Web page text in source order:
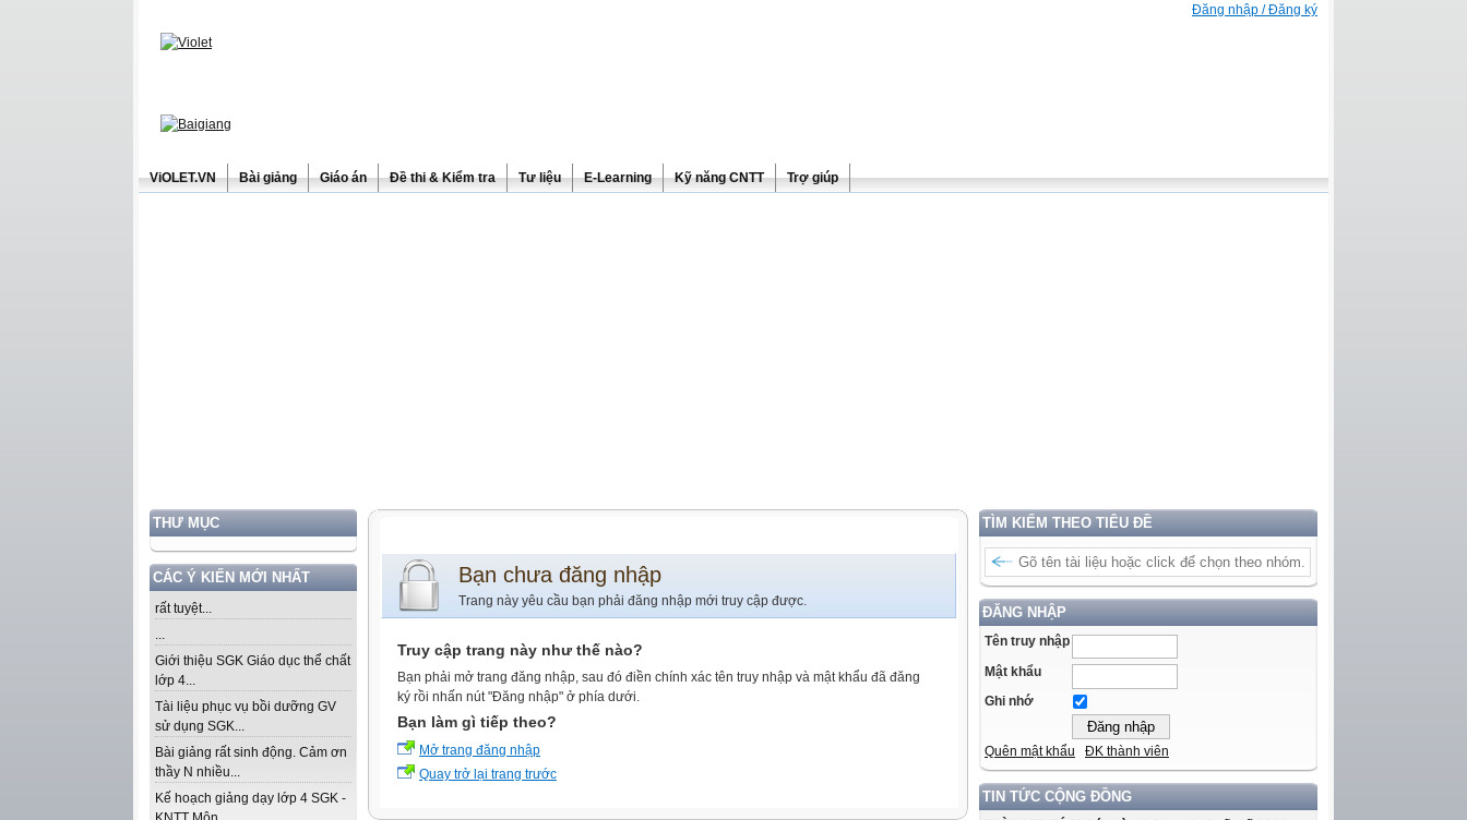
Đăng nhập / Đăng ký
ViOLET.VN Bài giảng Giáo án Đề thi & Kiểm tra Tư liệu E-Learning Kỹ năng CNTT Trợ giúp
THƯ MỤC
CÁC Ý KIẾN MỚI NHẤT
rất tuyệt...
...
Giới thiệu SGK Giáo dục thể chất
lớp 4...
Tài liệu phục vụ bồi dưỡng GV
sử dụng SGK...
Bài giảng rất sinh động. Cảm ơn
thầy N nhiều...
Kế hoạch giảng dạy lớp 4 SGK -
TÌM KIẾM THEO TIÊU ĐỀ
ĐĂNG NHẬP
Tên truy nhập
Mật khẩu
Ghi nhớ
Quên mật khẩu ĐK thành viên
TIN TỨC CỘNG ĐỒNG
Bạn chưa đăng nhập
Trang này yêu cầu bạn phải đăng nhập mới truy cập được.
Truy cập trang này như thế nào?
Bạn phải mở trang đăng nhập, sau đó điền chính xác tên truy nhập và mật khẩu đã đăng
ký rồi nhấn nút "Đăng nhập" ở phía dưới.
Bạn làm gì tiếp theo?
Mở trang đăng nhập
Quay trở lại trang trước